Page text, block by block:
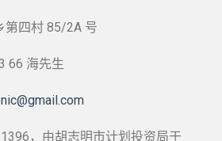
第四村 85/2A 号
66 海先生
，由胡志明市计划投资局于